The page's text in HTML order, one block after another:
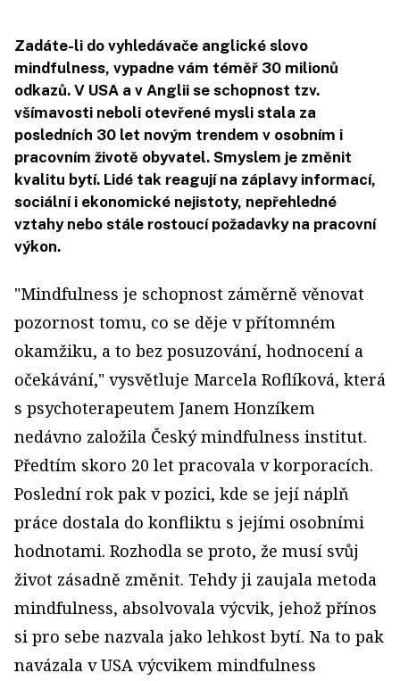
Zadáte-li do vyhledávače anglické slovo
mindfulness, vypadne vám téměř 30 milionů
odkazů. V USA a v Anglii se schopnost tzv.
všímavosti neboli otevřené mysli stala za
posledních 30 let novým trendem v osobním i
pracovním životě obyvatel. Smyslem je změnit
kvalitu bytí. Lidé tak reagují na záplavy informací,
sociální i ekonomické nejistoty, nepřehledné
vztahy nebo stále rostoucí požadavky na pracovní
výkon.
"Mindfulness je schopnost záměrně věnovat
pozornost tomu, co se děje v přítomném
okamžiku, a to bez posuzování, hodnocení a
očekávání," vysvětluje Marcela Roflíková, která
s psychoterapeutem Janem Honzíkem
nedávno založila Český mindfulness institut.
Předtím skoro 20 let pracovala v korporacích.
Poslední rok pak v pozici, kde se její náplň
práce dostala do konfliktu s jejími osobními
hodnotami. Rozhodla se proto, že musí svůj
život zásadně změnit. Tehdy ji zaujala metoda
mindfulness, absolvovala výcvik, jehož přínos
si pro sebe nazvala jako lehkost bytí. Na to pak
navázala v USA výcvikem mindfulness